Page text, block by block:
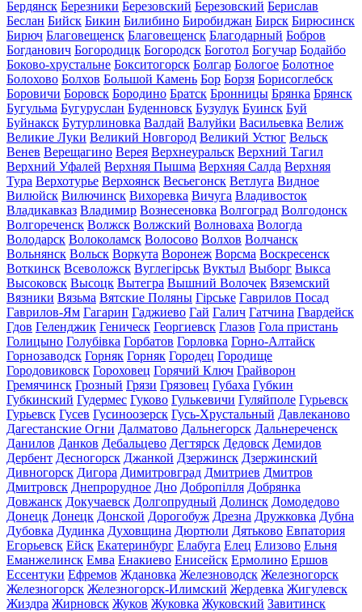
Бердянск Березники Березовский Березовский Берислав
Беслан Бийск Бикин Билибино Биробиджан Бирск Бирюсинск
Бирюч Благовещенск Благовещенск Благодарный Бобров
Богданович Богородицк Богородск Боготол Богучар Бодайбо
Боково-хрустальне Бокситогорск Болгар Бологое Болотное
Болохово Болхов Большой Камень Бор Борзя Борисоглебск
Боровичи Боровск Бородино Братск Бронницы Брянка Брянск
Бугульма Бугуруслан Буденновск Бузулук Буинск Буй
Буйнакск Бутурлиновка Валдай Валуйки Васильевка Велиж
Великие Луки Великий Новгород Великий Устюг Вельск
Венев Верещагино Верея Верхнеуральск Верхний Тагил
Верхний Уфалей Верхняя Пышма Верхняя Салда Верхняя
Тура Верхотурье Верхоянск Весьегонск Ветлуга Видное
Вилюйск Вилючинск Вихоревка Вичуга Владивосток
Владикавказ Владимир Вознесеновка Волгоград Волгодонск
Волгореченск Волжск Волжский Волноваха Вологда
Володарск Волоколамск Волосово Волхов Волчанск
Вольнянск Вольск Воркута Воронеж Ворсма Воскресенск
Воткинск Всеволожск Вуглегірськ Вуктыл Выборг Выкса
Высоковск Высоцк Вытегра Вышний Волочек Вяземский
Вязники Вязьма Вятские Поляны Гірське Гаврилов Посад
Гаврилов-Ям Гагарин Гаджиево Гай Галич Гатчина Гвардейск
Гдов Геленджик Геническ Георгиевск Глазов Гола пристань
Голицыно Голубівка Горбатов Горловка Горно-Алтайск
Горнозаводск Горняк Горняк Городец Городище
Городовиковск Гороховец Горячий Ключ Грайворон
Гремячинск Грозный Грязи Грязовец Губаха Губкин
Губкинский Гудермес Гуково Гулькевичи Гуляйполе Гурьевск
Гурьевск Гусев Гусиноозерск Гусь-Хрустальный Давлеканово
Дагестанские Огни Далматово Дальнегорск Дальнереченск
Данилов Данков Дебальцево Дегтярск Дедовск Демидов
Дербент Десногорск Джанкой Дзержинск Дзержинский
Дивногорск Дигора Димитровград Дмитриев Дмитров
Дмитровск Днепрорудное Дно Добропілля Добрянка
Довжанск Докучаевск Долгопрудный Долинск Домодедово
Донецк Донецк Донской Дорогобуж Дрезна Дружковка Дубна
Дубовка Дудинка Духовщина Дюртюли Дятьково Евпатория
Егорьевск Ейск Екатеринбург Елабуга Елец Елизово Ельня
Еманжелинск Емва Енакиево Енисейск Ермолино Ершов
Ессентуки Ефремов Ждановка Железноводск Железногорск
Железногорск Железногорск-Илимский Жердевка Жигулевск
Жиздра Жирновск Жуков Жуковка Жуковский Завитинск